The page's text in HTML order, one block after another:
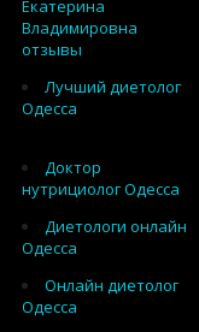
Екатерина
Владимировна
отзывы
Лучший диетолог
Одесса
Доктор
нутрициолог Одесса
Диетологи онлайн
Одесса
Онлайн диетолог
Одесса